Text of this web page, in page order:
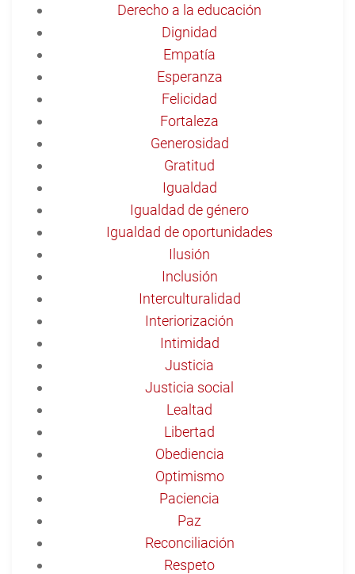
Derecho a la educación
Dignidad
Empatía
Esperanza
Felicidad
Fortaleza
Generosidad
Gratitud
Igualdad
Igualdad de género
Igualdad de oportunidades
Ilusión
Inclusión
Interculturalidad
Interiorización
Intimidad
Justicia
Justicia social
Lealtad
Libertad
Obediencia
Optimismo
Paciencia
Paz
Reconciliación
Respeto